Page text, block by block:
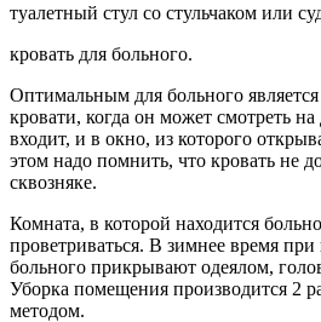
туалетный стул со стульчаком или
кровать для больного.
Оптимальным для больного
кровати, когда он может смотреть
входит, и в окно, из которого
этом надо помнить, что кровать не
сквозняке.
Комната, в которой находится
проветриваться. В зимнее время
больного прикрывают одеялом,
Уборка помещения производится 2
методом.